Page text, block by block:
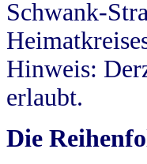
Schwank-
Hinweis:
erlaubt.
Die